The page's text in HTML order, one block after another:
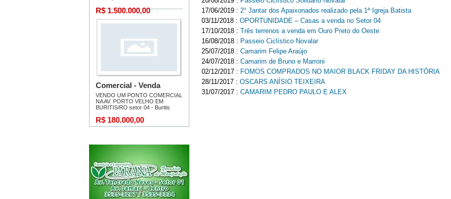
17/06/2019 : 2° Jantar dos Apaixonados realizado pela 1ª Igreja Batista
03/11/2018 : OPORTUNIDADE – Casas a venda no Setor 04
17/10/2018 : Três terrenos a venda em Ouro Preto do Oeste
16/08/2018 : Passeio Ciclístico Novalar
25/07/2018 : Camarim Felipe Araújo
24/07/2018 : Camarim de Bruno e Marroni
02/12/2017 : FOMOS COMPRADOS NO MAIOR BLACK FRIDAY DA HISTÓRIA
28/11/2017 : OSCARS ANÍSIO TEIXEIRA
31/07/2017 : CAMARIM PEDRO PAULO E ALEX